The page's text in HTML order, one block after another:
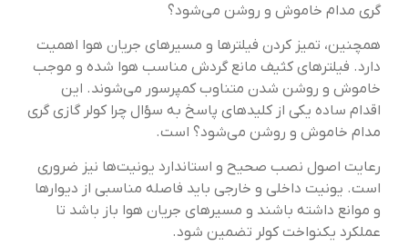
گری مدام خاموش و روشن می‌شود؟
همچنین، تمیز کردن فیلترها و مسیرهای جریان هوا اهمیت
دارد. فیلترهای کثیف مانع گردش مناسب هوا شده و موجب
خاموش و روشن شدن متناوب کمپرسور می‌شوند. این
اقدام ساده یکی از کلیدهای پاسخ به سؤال چرا کولر گازی گری
مدام خاموش و روشن می‌شود؟ است.
رعایت اصول نصب صحیح و استاندارد یونیت‌ها نیز ضروری
است. یونیت داخلی و خارجی باید فاصله مناسبی از دیوارها
و موانع داشته باشند و مسیرهای جریان هوا باز باشد تا
عملکرد یکنواخت کولر تضمین شود.